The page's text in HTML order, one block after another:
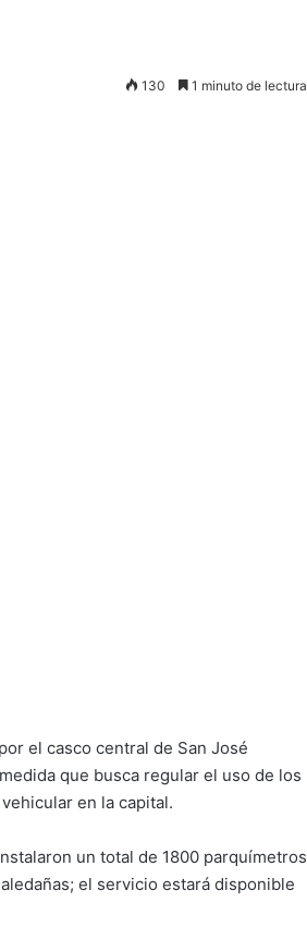
130 1 minuto de lectura
el casco central de San José
que busca regular el uso de los
en la capital.
un total de 1800 parquímetros
el servicio estará disponible